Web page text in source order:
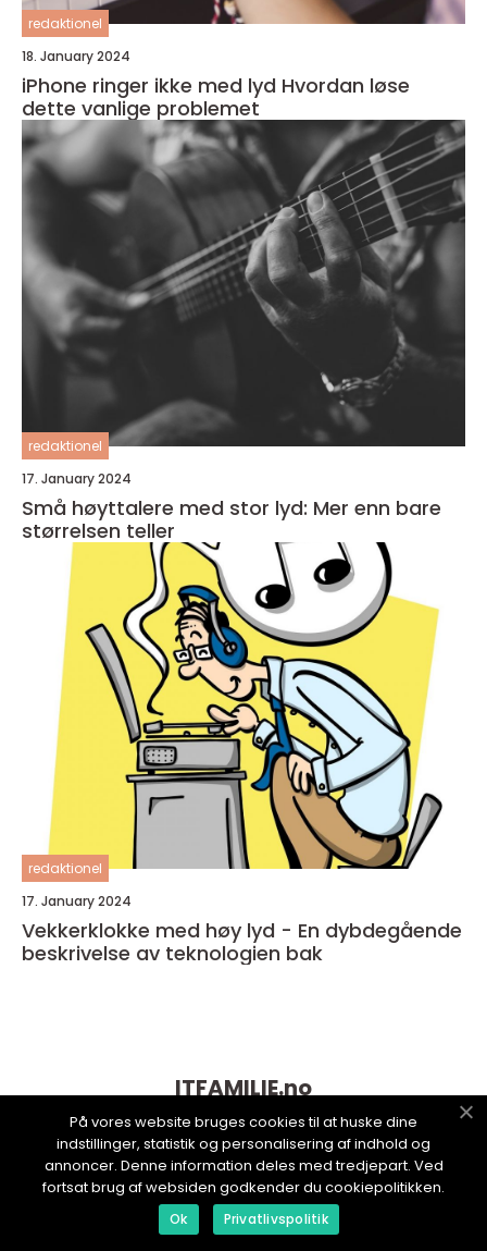
redaktionel
18. January 2024
iPhone ringer ikke med lyd Hvordan løse
dette vanlige problemet
redaktionel
17. January 2024
Små høyttalere med stor lyd: Mer enn bare
størrelsen teller
redaktionel
17. January 2024
Vekkerklokke med høy lyd - En dybdegående
beskrivelse av teknologien bak
ITFAMILIE.no
På vores website bruges cookies til at huske dine
indstillinger, statistik og personalisering af indhold og
annoncer. Denne information deles med tredjepart. Ved
fortsat brug af websiden godkender du cookiepolitikken.
Ok Privatlivspolitik